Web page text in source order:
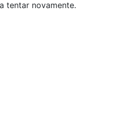
tentar novamente.